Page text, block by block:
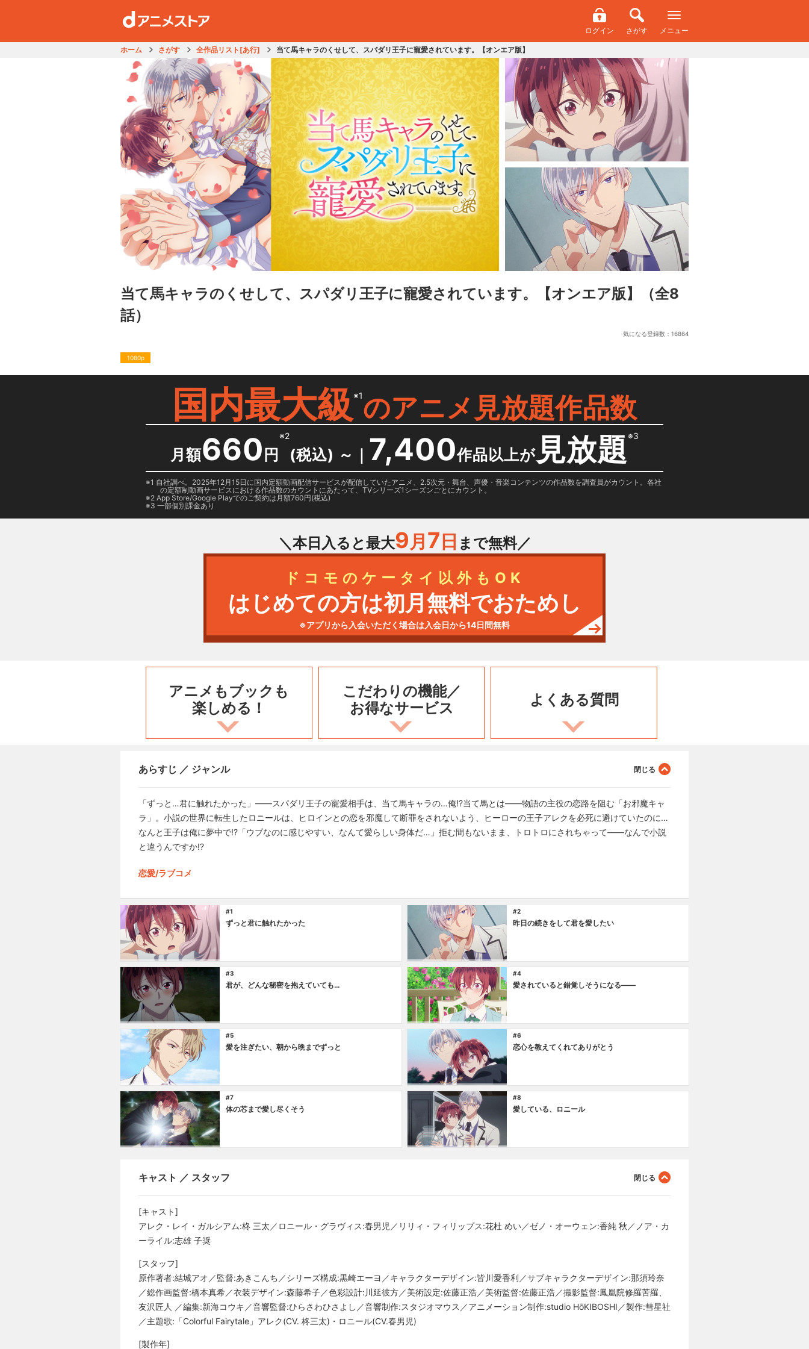
ログイン さがす メニュー
ホーム さがす 全作品リスト[あ行] 当て馬キャラのくせして、スパダリ王子に寵愛されています。【オンエア版】
当て馬キャラのくせして、スパダリ王子に寵愛されています。【オンエア版】
（全8
話）
気になる登録数： 16864
1080p
国内最大級 ※1のアニメ見放題作品数
月額660 円
※2
(税込) ～ ｜ 7,400作品以上が 見放題※3
1 自社調べ。2025年12月15日に国内定額動画配信サービスが配信していたアニメ、2.5次元・舞台、声優・音楽コンテンツの作品数を調査員がカウント。各社
の定額制動画サービスにおける作品数のカウントにあたって、TVシリーズ1シーズンごとにカウント。
2 App Store/Google Playでのご契約は月額760円(税込)
3 一部個別課金あり
＼本日入ると最大9月 7 日 まで無料／
ドコモのケータイ以外もOK
はじめての方は初月無料でおためし
※アプリから入会いただく場合は入会日から14日間無料
アニメもブックも
楽しめる！
こだわりの機能／
お得なサービス
よくある質問
あらすじ ／ ジャンル
「ずっと…君に触れたかった」――スパダリ王子の寵愛相手は、当て馬キャラの…俺!?当て馬とは――物語の主役の恋路を阻む「お邪魔キャ
ラ」。小説の世界に転生したロニールは、ヒロインとの恋を邪魔して断罪をされないよう、ヒーローの王子アレクを必死に避けていたのに…
なんと王子は俺に夢中で!?「ウブなのに感じやすい、なんて愛らしい身体だ…」拒む間もないまま、トロトロにされちゃって――なんで小説
と違うんですか!?
恋愛/ラブコメ
#1
ずっと君に触れたかった
#2
昨日の続きをして君を愛したい
#3
君が、どんな秘密を抱えていても…
#4
愛されていると錯覚しそうになる――
#5
愛を注ぎたい、朝から晩までずっと
#6
恋心を教えてくれてありがとう
#7
体の芯まで愛し尽くそう
#8
愛している、ロニール
キャスト ／ スタッフ
[キャスト]
アレク・レイ・ガルシアム:柊 三太／ロニール・グラヴィス:春男児／リリィ・フィリップス:花杜 めい／ゼノ・オーウェン:香純 秋／ノア・カ
ーライル:志雄 子奨
[スタッフ]
原作著者:結城アオ／監督:あきこんち／シリーズ構成:黒崎エーヨ／キャラクターデザイン:皆川愛香利／サブキャラクターデザイン:那須玲奈
／総作画監督:橋本真希／衣装デザイン:森藤希子／色彩設計:川延彼方／美術設定:佐藤正浩／美術監督:佐藤正浩／撮影監督:鳳凰院修羅苦羅、
友沢匠人 ／編集:新海コウキ／音響監督:ひらさわひさよし／音響制作:スタジオマウス／アニメーション制作:studio HōKIBOSHI／製作:彗星社
／主題歌:「Colorful Fairytale」アレク(CV. 柊三太)・ロニール(CV.春男児)
[製作年]